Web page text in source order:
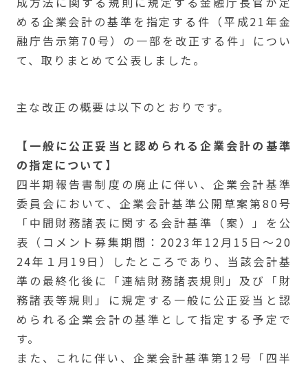
める企業会計の基準を指定する件（平成21年金
融庁告示第70号）の一部を改正する件」につい
て、取りまとめて公表しました。
主な改正の概要は以下のとおりです。
【一般に公正妥当と認められる企業会計の基準
の指定について】
四半期報告書制度の廃止に伴い、企業会計基準
委員会において、企業会計基準公開草案第80号
「中間財務諸表に関する会計基準（案）」を公
表（コメント募集期間：2023年12月15日～20
24年１月19日）したところであり、当該会計基
準の最終化後に「連結財務諸表規則」及び「財
務諸表等規則」に規定する一般に公正妥当と認
められる企業会計の基準として指定する予定で
す。
また、これに伴い、企業会計基準第12号「四半